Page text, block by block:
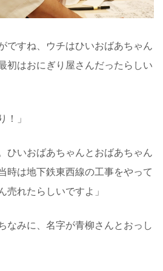
ですね、ウチはひいおばあちゃん
初はおにぎり屋さんだったらしい
！」
ひいおばあちゃんとおばあちゃん
時は地下鉄東西線の工事をやって
売れたらしいですよ」
なみに、名字が青柳さんとおっし